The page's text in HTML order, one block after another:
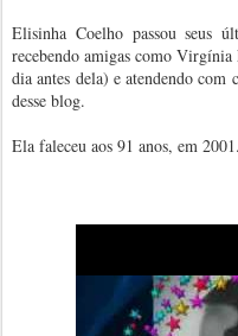
Elisinha Coelho passou seus
recebendo amigas como
dia antes dela) e atendendo com
desse blog.
Ela faleceu aos 91 anos, em 2001.